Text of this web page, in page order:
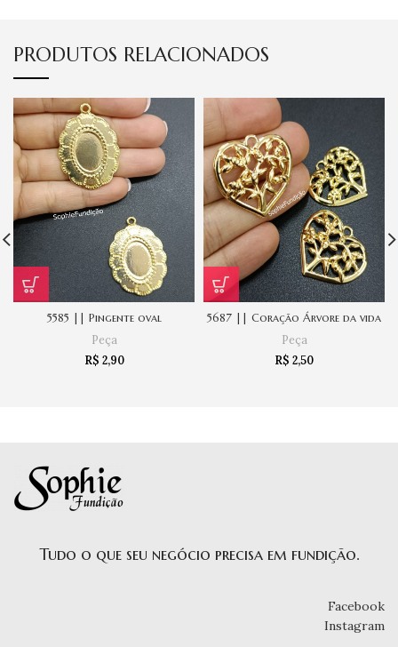
PRODUTOS RELACIONADOS
5585 || Pingente oval
Peça
R$ 2,90
5687 || Coração Árvore da vida
Peça
R$ 2,50
Tudo o que seu negócio precisa em fundição.
Facebook
Instagram